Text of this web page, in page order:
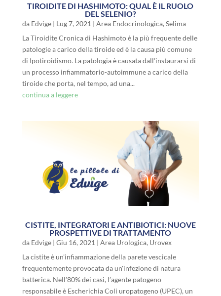
TIROIDITE DI HASHIMOTO: QUAL È IL RUOLO
DEL SELENIO?
da Edvige| Lug 7, 2021 | Area Endocrinologica, Selima
La Tiroidite Cronica di Hashimoto è la più frequente delle
patologie a carico della tiroide ed è la causa più comune
di Ipotiroidismo. La patologia è causata dall'instaurarsi di
un processo infiammatorio-autoimmune a carico della
tiroide che porta, nel tempo, ad una...
continua a leggere
CISTITE, INTEGRATORI E ANTIBIOTICI: NUOVE
PROSPETTIVE DI TRATTAMENTO
da Edvige| Giu 16, 2021 | Area Urologica, Urovex
La cistite è un'infiammazione della parete vescicale
frequentemente provocata da un'infezione di natura
batterica. Nell’80% dei casi, l’agente patogeno
responsabile è Escherichia Coli uropatogeno (UPEC), un